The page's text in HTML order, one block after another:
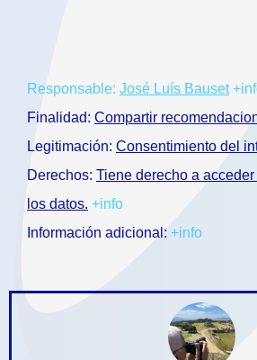
Responsable: José Luís Bauset
Finalidad: Compartir
Legitimación: Consentimiento del
Derechos: Tiene derecho a
los datos. +info
Información adicional: +info